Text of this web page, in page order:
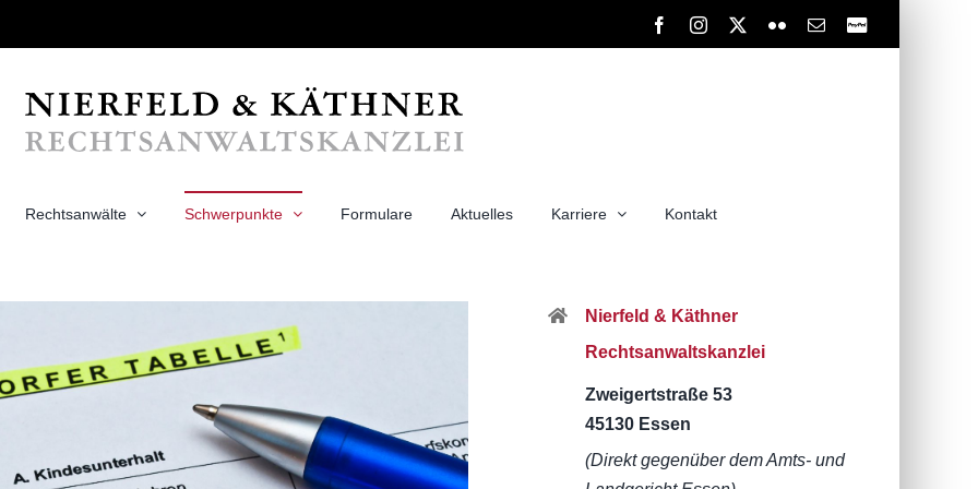
FacebookInstagram FlickrE-
PayPal
Rechtsanwälte Schwerpunkte Formulare Aktuelles Karriere Kontakt
Nierfeld & Käthner
Rechtsanwaltskanzlei
Zweigertstraße 53
45130 Essen
(Direkt gegenüber dem Amts- und